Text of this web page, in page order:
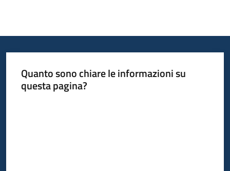
Quanto sono chiare le informazioni su
questa pagina?